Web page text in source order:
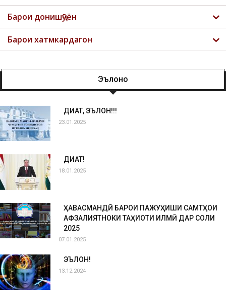
Барои донишҷӯён
Барои хатмкардагон
Эълонҳо
ДИҚҚАТ, ЭЪЛОН!!!
23.01.2025
ДИҚҚАТ!
18.01.2025
ҲАВАСМАНДӢ БАРОИ ПАЖУҲИШИ САМТҲОИ
АФЗАЛИЯТНОКИ ТАҲҚИҚОТИ ИЛМӢ ДАР СОЛИ
2025
07.01.2025
ЭЪЛОН!
13.12.2024